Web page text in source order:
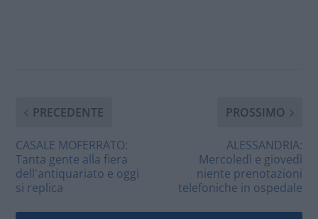
PRECEDENTE
CASALE MOFERRATO:
Tanta gente alla fiera
dell'antiquariato e oggi
si replica
PROSSIMO
ALESSANDRIA:
Mercoledì e giovedì
niente prenotazioni
telefoniche in ospedale